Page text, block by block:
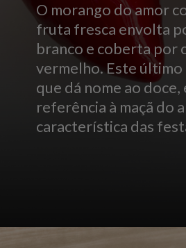
O morango do amor
fruta fresca envolta
branco e coberta por
vermelho. Este
que dá nome ao doce,
referência à maçã do
característica das